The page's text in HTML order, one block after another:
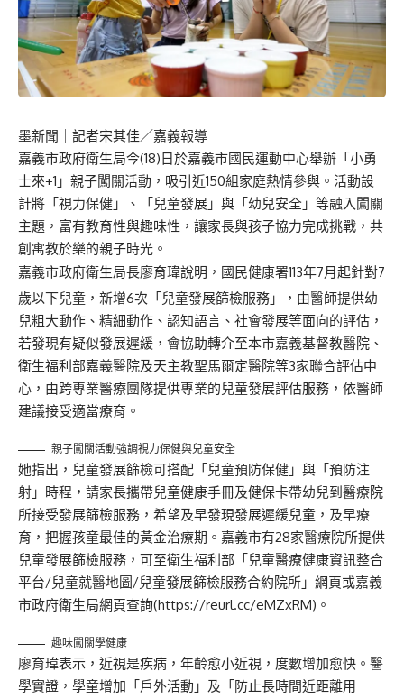
墨新聞
｜記者宋其佳／嘉義報導
嘉義市政府衛生局今(18)日於嘉義市國民運動中心舉辦「小勇
士來+1」親子闖關活動，吸引近150組家庭熱情參與。活動設
計將「視力保健」、「兒童發展」與「幼兒安全」等融入闖關
主題，富有教育性與趣味性，讓家長與孩子協力完成挑戰，共
創寓教於樂的親子時光。
嘉義市政府衛生局長廖育瑋說明，國民健康署113年7月起針對7
歲以下兒童，新增6次「兒童發展篩檢服務」，由醫師提供幼
兒粗大動作、精細動作、認知語言、社會發展等面向的評估，
若發現有疑似發展遲緩，會協助轉介至本市嘉義基督教醫院、
衛生福利部嘉義醫院及天主教聖馬爾定醫院等3家聯合評估中
心，由跨專業醫療團隊提供專業的兒童發展評估服務，依醫師
建議接受適當療育。
親子闖關活動強調視力保健與兒童安全
她指出，兒童發展篩檢可搭配「兒童預防保健」與「預防注
射」時程，請家長攜帶兒童健康手冊及健保卡帶幼兒到醫療院
所接受發展篩檢服務，希望及早發現發展遲緩兒童，及早療
育，把握孩童最佳的黃金治療期。嘉義市有28家醫療院所提供
兒童發展篩檢服務，可至衛生福利部「兒童醫療健康資訊整合
平台/兒童就醫地圖/兒童發展篩檢服務合約院所」網頁或嘉義
市政府衛生局網頁查詢(https://reurl.cc/eMZxRM)。
趣味闖關學健康
廖育瑋表示，近視是疾病，年齡愈小近視，度數增加愈快。醫
學實證，學童增加「戶外活動」及「防止長時間近距離用